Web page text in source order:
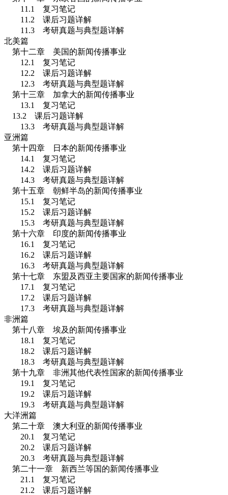
11.1
复习笔记
11.2 课后习题详解
11.3 考研真题与典型题详解
北美篇
第十二章 美国的新闻传播事业
12.1
复习笔记
12.2 课后习题详解
12.3 考研真题与典型题详解
第十三章 加拿大的新闻传播事业
13.1
复习笔记
13.2 课后习题详解
13.3 考研真题与典型题详解
亚洲篇
第十四章 日本的新闻传播事业
14.1
复习笔记
14.2 课后习题详解
14.3 考研真题与典型题详解
第十五章 朝鲜半岛的新闻传播事业
15.1
复习笔记
15.2 课后习题详解
15.3 考研真题与典型题详解
第十六章 印度的新闻传播事业
16.1
复习笔记
16.2 课后习题详解
16.3 考研真题与典型题详解
第十七章 东盟及西亚主要国家的新闻传播事业
17.1
复习笔记
17.2 课后习题详解
17.3 考研真题与典型题详解
非洲篇
第十八章 埃及的新闻传播事业
18.1
复习笔记
18.2 课后习题详解
18.3 考研真题与典型题详解
第十九章 非洲其他代表性国家的新闻传播事业
19.1
复习笔记
19.2 课后习题详解
19.3 考研真题与典型题详解
大洋洲篇
第二十章 澳大利亚的新闻传播事业
20.1
复习笔记
20.2 课后习题详解
20.3 考研真题与典型题详解
第二十一章 新西兰等国的新闻传播事业
21.1
复习笔记
21.2 课后习题详解